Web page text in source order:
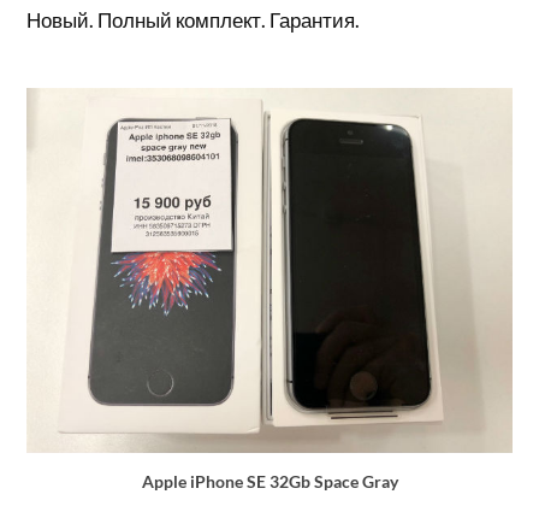
Новый. Полный комплект. Гарантия.
Apple iPhone SE 32Gb Space Gray